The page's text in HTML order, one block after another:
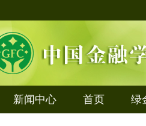
新闻中心 首页 绿